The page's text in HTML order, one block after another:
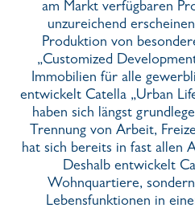
am Markt verfügbaren
unzureichend
Produktion von
„Customized
Immobilien für alle
entwickelt Catella „Urban
haben sich längst
Trennung von Arbeit,
hat sich bereits in fast allen
Deshalb entwickelt
Wohnquartiere,
Lebensfunktionen in